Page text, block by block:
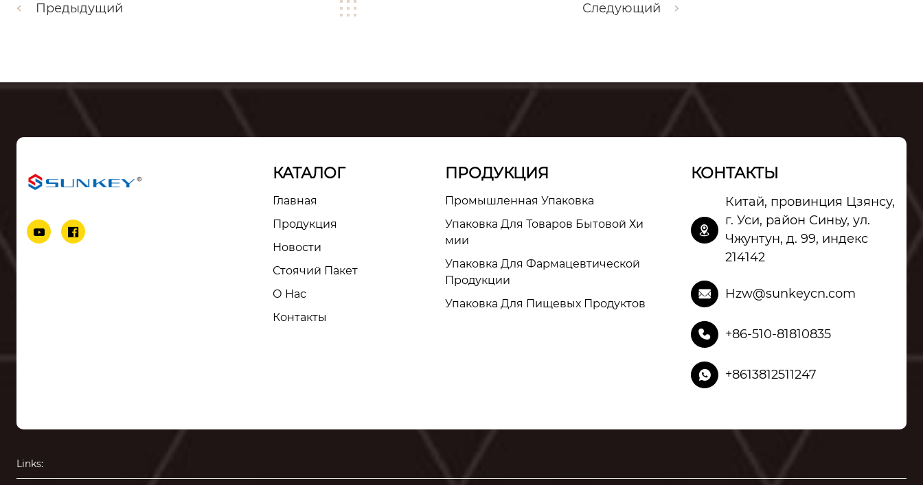
Предыдущий Следующий
 
КАТАЛОГ
Главная
Продукция
Новости
Стоячий Пакет
О Нас
Контакты
ПРОДУКЦИЯ
Промышленная Упаковка
Упаковка Для Товаров Бытовой Хи
Мии
Упаковка Для Фармацевтической
Продукции
Упаковка Для Пищевых Продуктов
КОНТАКТЫ

Китай, провинция Цзянсу,
г. Уси, район Синьу, ул.
Чжунтун, д. 99, индекс
214142
 Hzw@sunkeycn.com
 +86-510-81810835
 +8613812511247
Links: